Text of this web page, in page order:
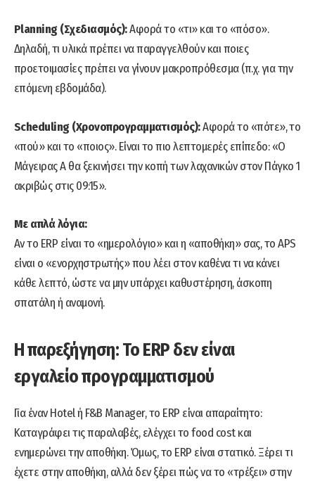
Planning (Σχεδιασμός):Αφορά το «τι» και το «πόσο».
Δηλαδή, τι υλικά πρέπει να παραγγελθούν και ποιες
προετοιμασίες πρέπει να γίνουν μακροπρόθεσμα (π.χ. για την
επόμενη εβδομάδα).
Scheduling (Χρονοπρογραμματισμός):Αφορά το «πότε», το
«πού» και το «ποιος». Είναι το πιο λεπτομερές επίπεδο: «Ο
Μάγειρας Α θα ξεκινήσει την κοπή των λαχανικών στον Πάγκο 1
ακριβώς στις 09:15».
Με απλά λόγια:
Αν το ERP είναι το «ημερολόγιο» και η «αποθήκη» σας, το APS
είναι ο «ενορχηστρωτής» που λέει στον καθένα τι να κάνει
κάθε λεπτό, ώστε να μην υπάρχει καθυστέρηση, άσκοπη
σπατάλη ή αναμονή.
Η παρεξήγηση: Το ERP δεν είναι
εργαλείο προγραμματισμού
Για έναν Hotel ή F&B Manager, το ERP είναι απαραίτητο:
Καταγράφει τις παραλαβές, ελέγχει το food cost και
ενημερώνει την αποθήκη. Όμως, το ERP είναι στατικό. Ξέρει τι
έχετε στην αποθήκη, αλλά δεν ξέρει πώς να το «τρέξει» στην